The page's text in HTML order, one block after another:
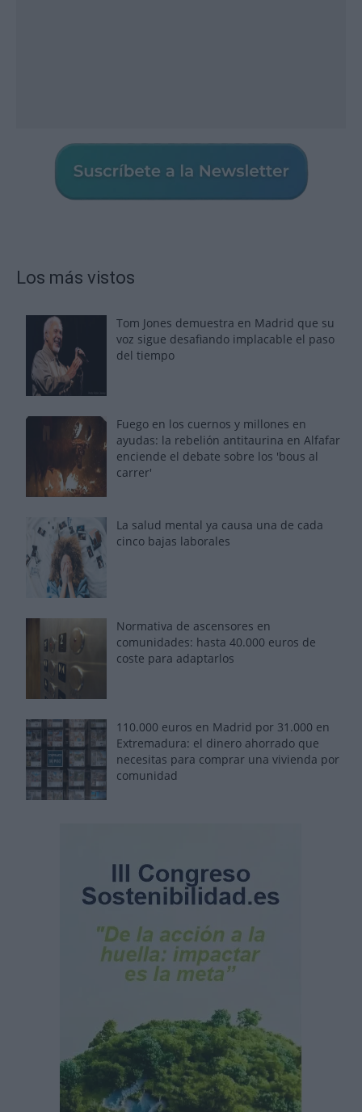
Los más vistos
Tom Jones demuestra en Madrid que su
voz sigue desafiando implacable el paso
del tiempo
Fuego en los cuernos y millones en
ayudas: la rebelión antitaurina en Alfafar
enciende el debate sobre los 'bous al
carrer'
La salud mental ya causa una de cada
cinco bajas laborales
Normativa de ascensores en
comunidades: hasta 40.000 euros de
coste para adaptarlos
110.000 euros en Madrid por 31.000 en
Extremadura: el dinero ahorrado que
necesitas para comprar una vivienda por
comunidad